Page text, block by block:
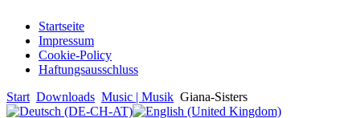
Startseite
Impressum
Cookie-Policy
Haftungsausschluss
Start Downloads Music | Musik Giana-Sisters